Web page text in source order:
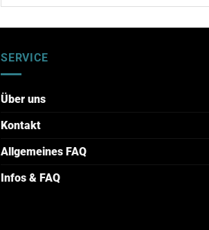
SERVICE
Über uns
Kontakt
Allgemeines FAQ
Infos & FAQ